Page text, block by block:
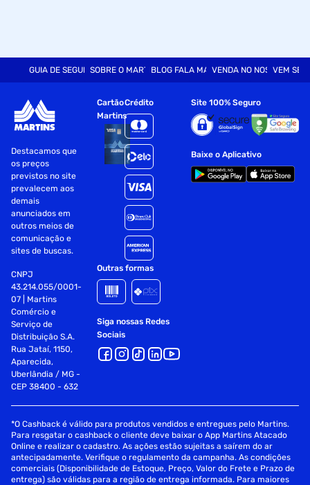
GUIA DE SEGURANÇASOBRE O MARTINSBLOG FALA MARTVENDA NO NOSSO SITE
VEM SER
Destacamos que
os preços
previstos no site
prevalecem aos
demais
anunciados em
outros meios de
comunicação e
sites de buscas.
CNPJ
43.214.055/0001-
07 | Martins
Comércio e
Serviço de
Distribuição S.A.
Rua Jataí, 1150,
Aparecida,
Uberlândia / MG -
CEP 38400 - 632
Cartão
Martins
Crédito
Outras formas
Siga nossas Redes
Sociais
Site 100% Seguro
Baixe o Aplicativo
*O Cashback é válido para produtos vendidos e entregues pelo Martins.
Para resgatar o cashback o cliente deve baixar o App Martins Atacado
Online e realizar o cadastro. As ações estão sujeitas a saírem do ar
antecipadamente. Verifique o regulamento da campanha. As condições
comerciais (Disponibilidade de Estoque, Preço, Valor do Frete e Prazo de
entrega) são válidas para a região de entrega informada. Para maiores